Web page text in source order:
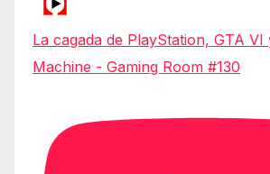
La cagada de PlayStation, GTA VI
Machine - Gaming Room #130